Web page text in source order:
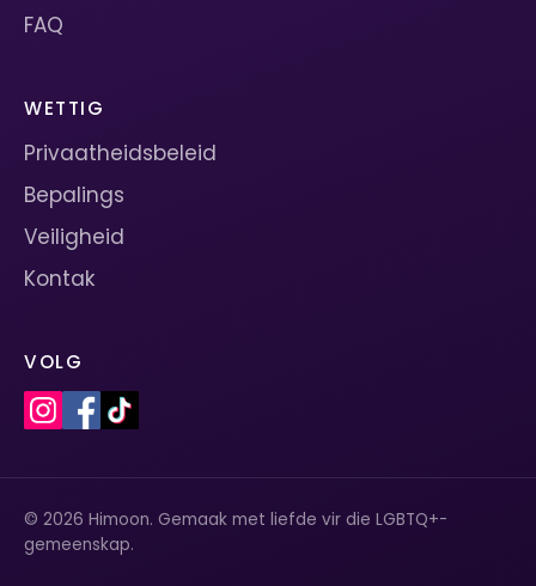
FAQ
WETTIG
Privaatheidsbeleid
Bepalings
Veiligheid
Kontak
VOLG
© 2026 Himoon. Gemaak met liefde vir die LGBTQ+-
gemeenskap.